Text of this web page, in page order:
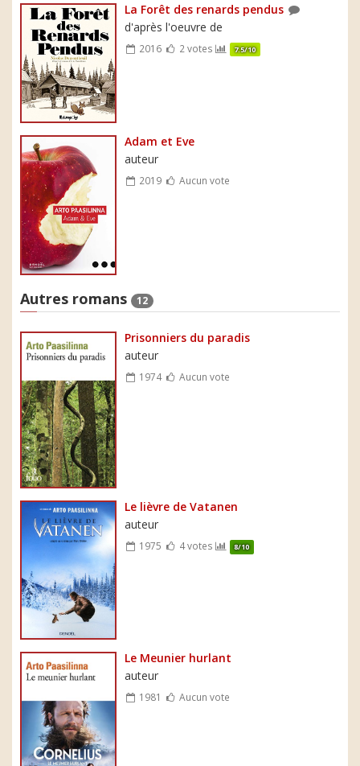
La Forêt des renards pendus
d'après l'oeuvre de
2016 2 votes 7.5/10
Adam et Eve
auteur
2019 Aucun vote
Autres romans 12
Prisonniers du paradis
auteur
1974 Aucun vote
Le lièvre de Vatanen
auteur
1975 4 votes 8/10
Le Meunier hurlant
auteur
1981 Aucun vote